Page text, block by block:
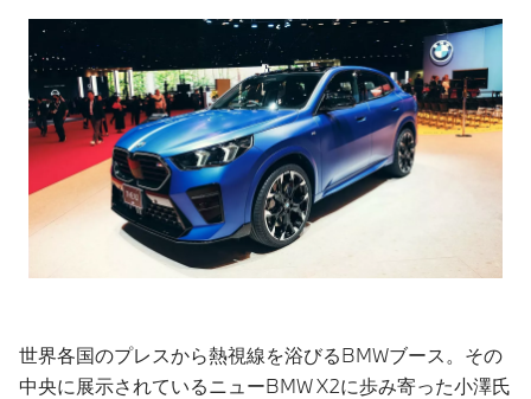
世界各国のプレスから熱視線を浴びるBMWブース。その
中央に展示されているニューBMW X2に歩み寄った小澤氏